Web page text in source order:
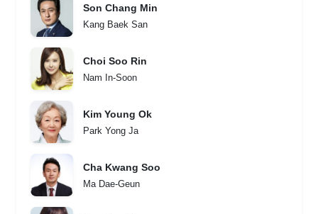
Son Chang Min
Kang Baek San
Choi Soo Rin
Nam In-Soon
Kim Young Ok
Park Yong Ja
Cha Kwang Soo
Ma Dae-Geun